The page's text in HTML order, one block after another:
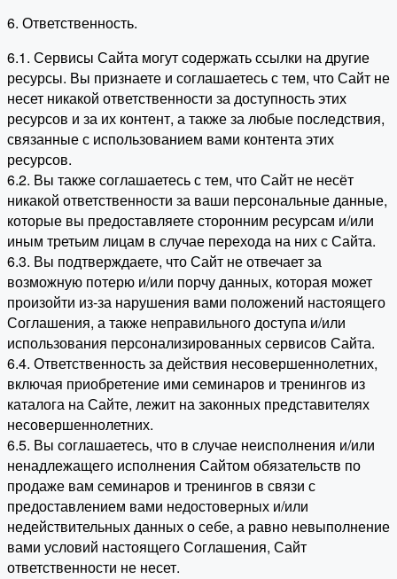
6. Ответственность.
6.1. Сервисы Сайта могут содержать ссылки на другие
ресурсы. Вы признаете и соглашаетесь с тем, что Сайт не
несет никакой ответственности за доступность этих
ресурсов и за их контент, а также за любые последствия,
связанные с использованием вами контента этих
ресурсов.
6.2. Вы также соглашаетесь с тем, что Сайт не несёт
никакой ответственности за ваши персональные данные,
которые вы предоставляете сторонним ресурсам и/или
иным третьим лицам в случае перехода на них с Сайта.
6.3. Вы подтверждаете, что Сайт не отвечает за
возможную потерю и/или порчу данных, которая может
произойти из-за нарушения вами положений настоящего
Соглашения, а также неправильного доступа и/или
использования персонализированных сервисов Сайта.
6.4. Ответственность за действия несовершеннолетних,
включая приобретение ими семинаров и тренингов из
каталога на Сайте, лежит на законных представителях
несовершеннолетних.
6.5. Вы соглашаетесь, что в случае неисполнения и/или
ненадлежащего исполнения Сайтом обязательств по
продаже вам семинаров и тренингов в связи с
предоставлением вами недостоверных и/или
недействительных данных о себе, а равно невыполнение
вами условий настоящего Соглашения, Сайт
ответственности не несет.